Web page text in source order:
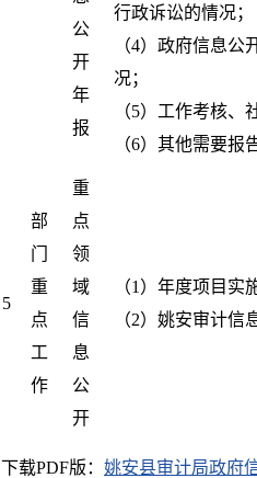
公
开
年
报
行政诉讼的情况；
（4）政府信息公
况；
（5）工作考核、
（6）其他需要报
5
部
门
重
点
工
作
重
点
领
域
信
息
公
开
（1）年度项目实
（2）姚安审计信
下载PDF版： 姚安县审计局政府